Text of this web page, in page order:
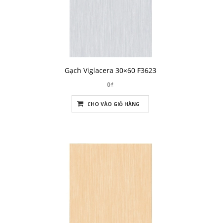
Gạch Viglacera 30×60 F3623
0₫
CHO VÀO GIỎ HÀNG